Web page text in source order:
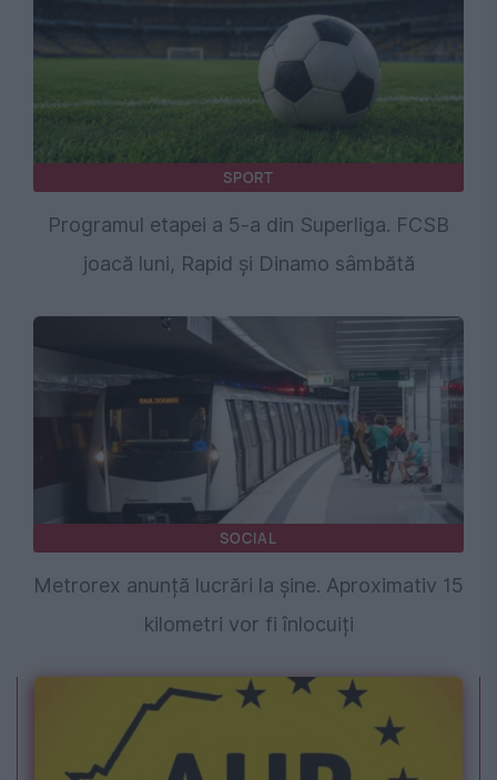
SPORT
Programul etapei a 5-a din Superliga. FCSB
joacă luni, Rapid și Dinamo sâmbătă
SOCIAL
Metrorex anunță lucrări la șine. Aproximativ 15
kilometri vor fi înlocuiți